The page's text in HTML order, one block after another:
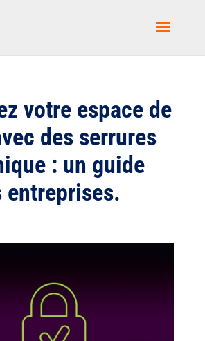
votre espace de
des serrures
: un guide
entreprises.